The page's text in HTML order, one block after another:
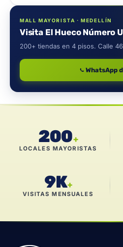
MALL MAYORISTA · MEDELLÍN
Visita El Hueco Número
200+ tiendas en 4 pisos. Calle
WhatsApp
200+
LOCALES MAYORISTAS
9K+
VISITAS MENSUALES